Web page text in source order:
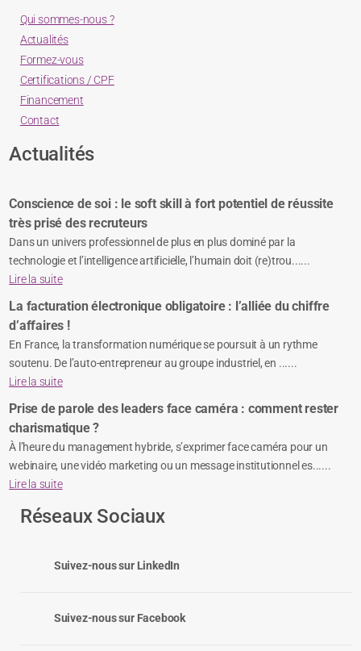
Qui sommes-nous ?
Actualités
Formez-vous
Certifications / CPF
Financement
Contact
Actualités
Conscience de soi : le soft skill à fort potentiel de réussite
très prisé des recruteurs
Dans un univers professionnel de plus en plus dominé par la
technologie et l’intelligence artificielle, l’humain doit (re)trou......
Lire la suite
La facturation électronique obligatoire : l’alliée du chiffre
d’affaires !
En France, la transformation numérique se poursuit à un rythme
soutenu. De l’auto-entrepreneur au groupe industriel, en ......
Lire la suite
Prise de parole des leaders face caméra : comment rester
charismatique ?
À l’heure du management hybride, s’exprimer face caméra pour un
webinaire, une vidéo marketing ou un message institutionnel es......
Lire la suite
Réseaux Sociaux
Suivez-nous sur LinkedIn
Suivez-nous sur Facebook